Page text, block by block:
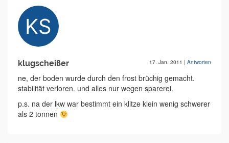
klugscheißer 17. Jan. 2011 | Antworten
ne, der boden wurde durch den frost brüchig gemacht.
stabilität verloren. und alles nur wegen sparerei.
p.s. na der lkw war bestimmt ein klitze klein wenig schwerer
als 2 tonnen